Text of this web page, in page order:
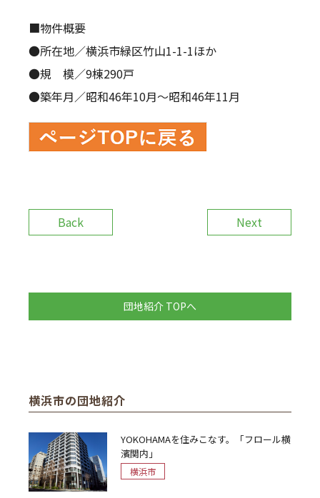
■物件概要
●所在地／横浜市緑区竹山1-1-1ほか
●規 模／9棟290戸
●築年月／昭和46年10月～昭和46年11月
Back Next
団地紹介 TOPへ
横浜市の団地紹介
YOKOHAMAを住みこなす。「フロール横
濱関内」
横浜市